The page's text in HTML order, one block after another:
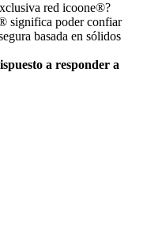
red icoone®?
significa poder confiar
basada en sólidos
a responder a